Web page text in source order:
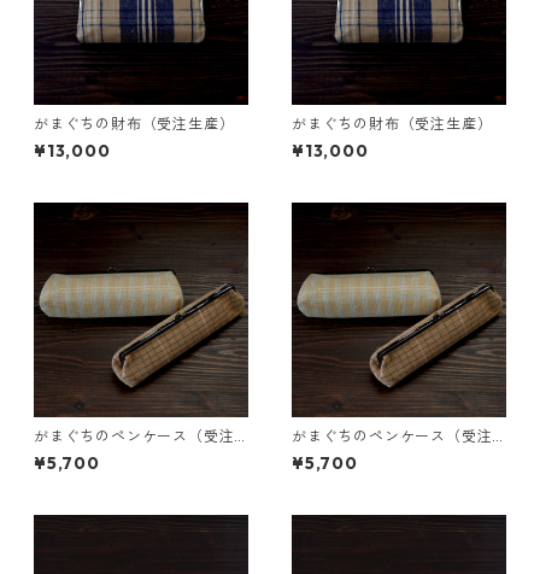
がまぐちの財布（受注生産）
¥13,000
がまぐちの財布（受注生産）
¥13,000
がまぐちのペンケース（受注
生産）
¥5,700
がまぐちのペンケース（受注
生産）
¥5,700